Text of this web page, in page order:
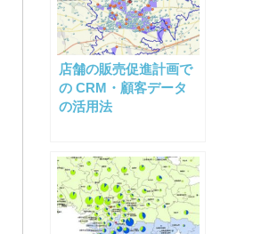
店舗の販売促進計画で
の CRM・顧客データ
の活用法